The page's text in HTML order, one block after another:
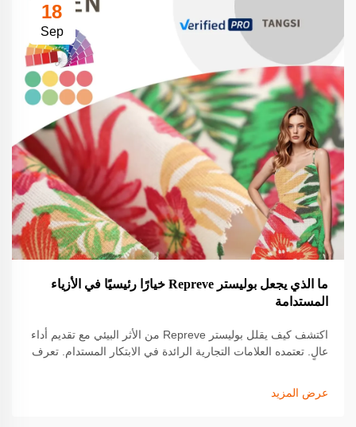
18
Sep
ما الذي يجعل بوليستر Repreve خيارًا رئيسيًا في الأزياء
المستدامة
اكتشف كيف يقلل بوليستر Repreve من الأثر البيئي مع تقديم أداء
عالٍ. تعتمده العلامات التجارية الرائدة في الابتكار المستدام. تعرف
عرض المزيد